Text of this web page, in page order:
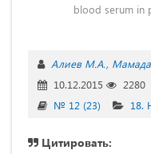
blood serum in
Алиев М.А.
10.12.2015
2280
№ 12 (23)
18.
Цитировать: